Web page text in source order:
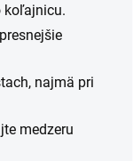
koľajnicu.
najmä pri
medzeru